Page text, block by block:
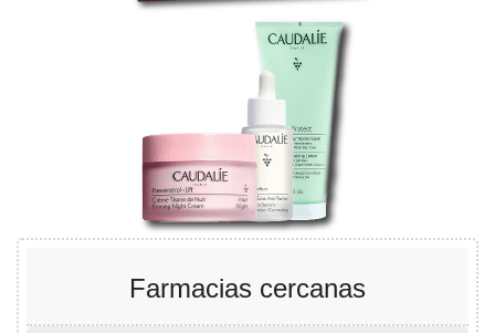
Farmacias cercanas